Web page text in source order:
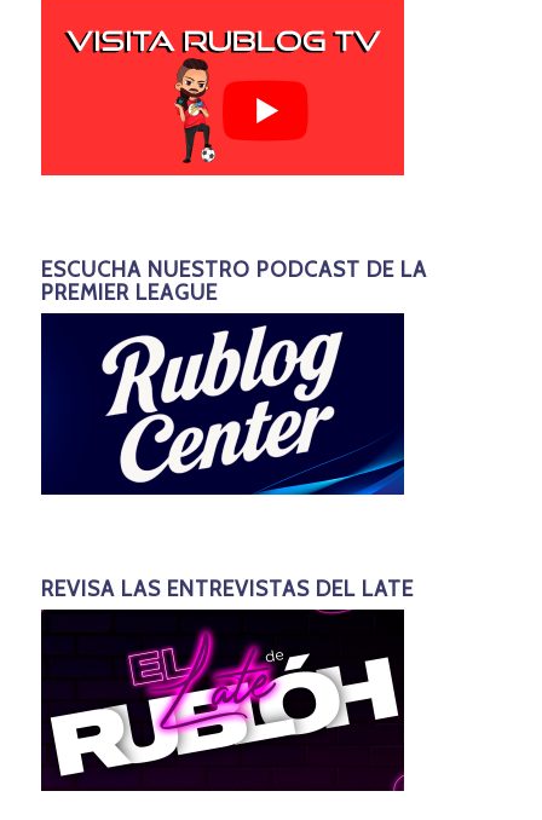
ESCUCHA NUESTRO PODCAST DE LA
PREMIER LEAGUE
REVISA LAS ENTREVISTAS DEL LATE